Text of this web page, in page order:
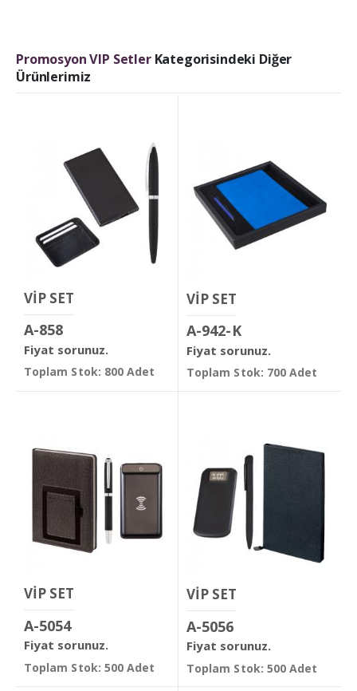
Promosyon VIP SetlerKategorisindeki Diğer
Ürünlerimiz
VİP SET
A-858
Fiyat sorunuz.
Toplam Stok: 800 Adet
VİP SET
A-942-K
Fiyat sorunuz.
Toplam Stok: 700 Adet
VİP SET
A-5054
Fiyat sorunuz.
Toplam Stok: 500 Adet
VİP SET
A-5056
Fiyat sorunuz.
Toplam Stok: 500 Adet